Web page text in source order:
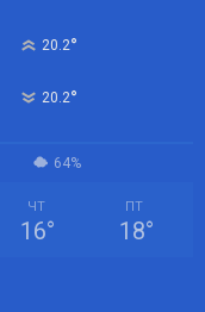
20.2°
20.2°
64%
ЧТ
16°
ПТ
18°